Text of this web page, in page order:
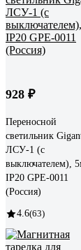
928 ₽
Переносной
светильник
ЛСУ-1 (с
выключателем),
IP20 GPE-0011
(Россия)
4.6(63)